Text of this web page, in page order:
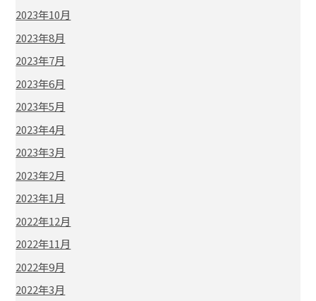
2023年10月
2023年8月
2023年7月
2023年6月
2023年5月
2023年4月
2023年3月
2023年2月
2023年1月
2022年12月
2022年11月
2022年9月
2022年3月